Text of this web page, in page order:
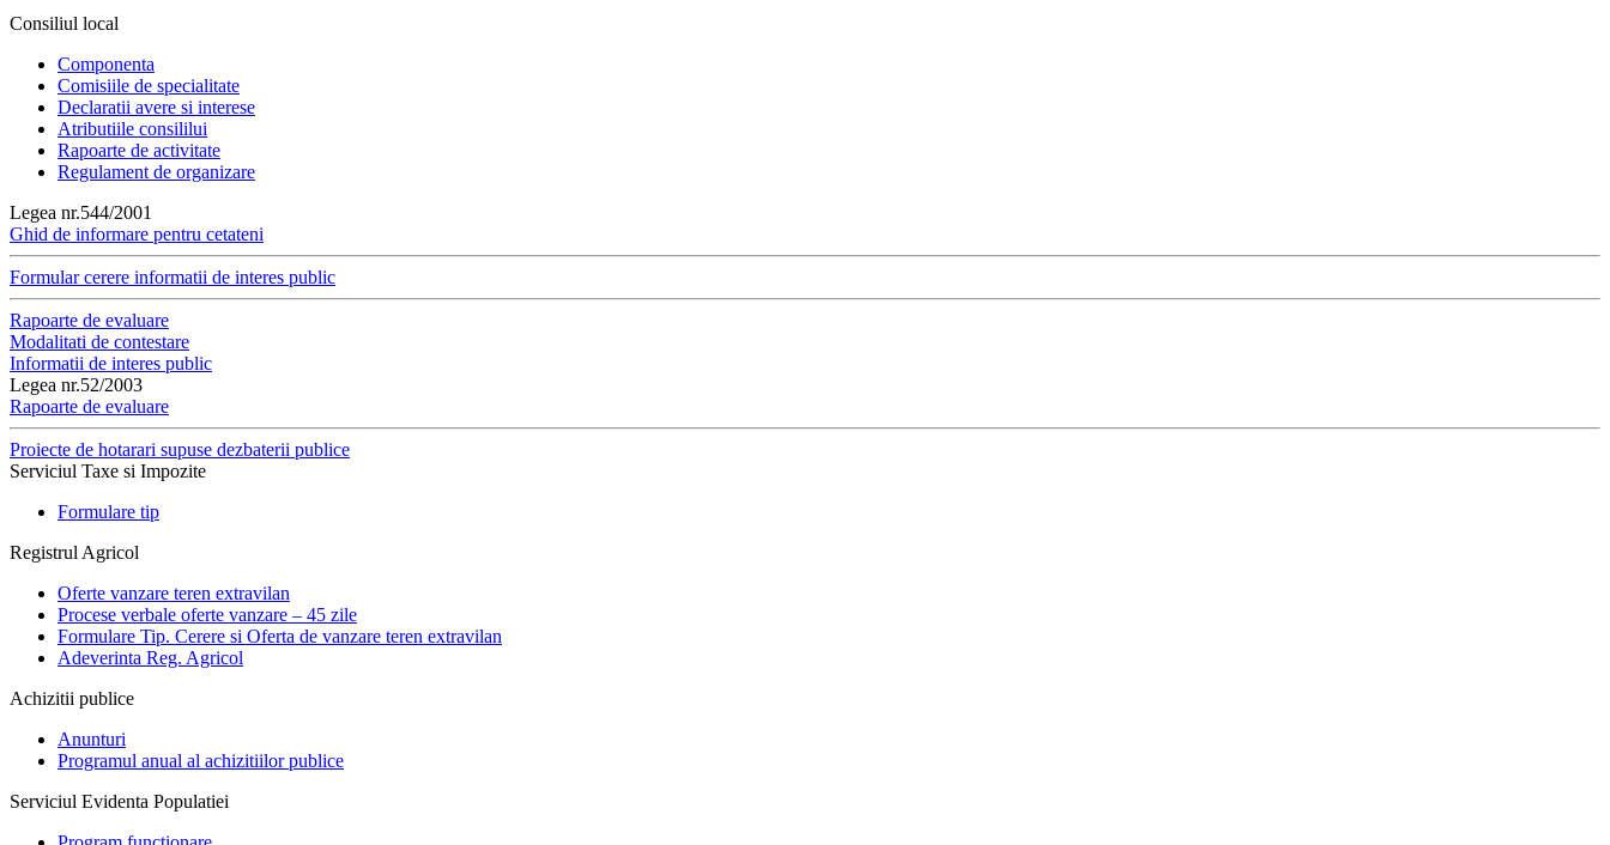
Consiliul local
Componenta
Comisiile de specialitate
Declaratii avere si interese
Atributiile consililui
Rapoarte de activitate
Regulament de organizare
Legea nr.544/2001
Ghid de informare pentru cetateni
Formular cerere informatii de interes public
Rapoarte de evaluare
Modalitati de contestare
Informatii de interes public
Legea nr.52/2003
Rapoarte de evaluare
Proiecte de hotarari supuse dezbaterii publice
Serviciul Taxe si Impozite
Formulare tip
Registrul Agricol
Oferte vanzare teren extravilan
Procese verbale oferte vanzare – 45 zile
Formulare Tip. Cerere si Oferta de vanzare teren extravilan
Adeverinta Reg. Agricol
Achizitii publice
Anunturi
Programul anual al achizitiilor publice
Serviciul Evidenta Populatiei